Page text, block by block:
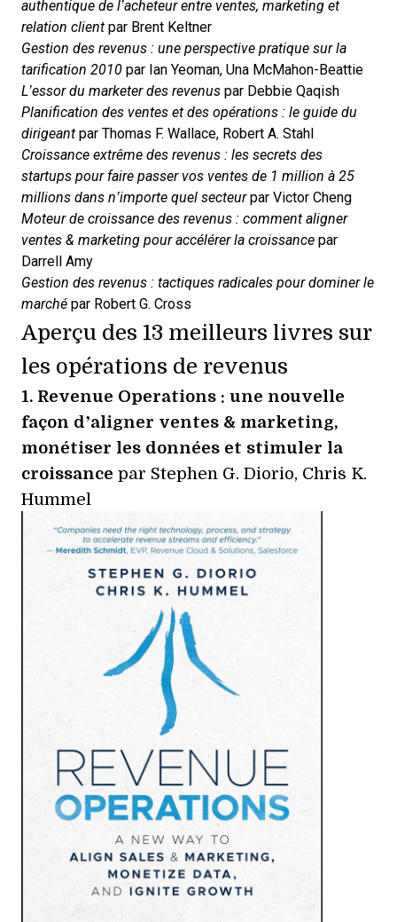
authentique de l’acheteur entre ventes, marketing et
relation client par Brent Keltner
Gestion des revenus : une perspective pratique sur la
tarification 2010 par Ian Yeoman, Una McMahon-Beattie
L’essor du marketer des revenus par Debbie Qaqish
Planification des ventes et des opérations : le guide du
dirigeant par Thomas F. Wallace, Robert A. Stahl
Croissance extrême des revenus : les secrets des
startups pour faire passer vos ventes de 1 million à 25
millions dans n’importe quel secteurpar Victor Cheng
Moteur de croissance des revenus : comment aligner
ventes & marketing pour accélérer la croissance par
Darrell Amy
Gestion des revenus : tactiques radicales pour dominer le
marché par Robert G. Cross
Aperçu des 13 meilleurs livres sur
les opérations de revenus
1. Revenue Operations : une nouvelle
façon d’aligner ventes & marketing,
monétiser les données et stimuler la
croissance par Stephen G. Diorio, Chris K.
Hummel